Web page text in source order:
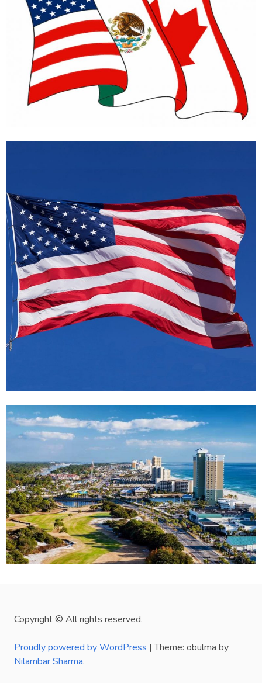
Copyright © All rights reserved.
Proudly powered by WordPress |Theme: obulma by
Nilambar Sharma.